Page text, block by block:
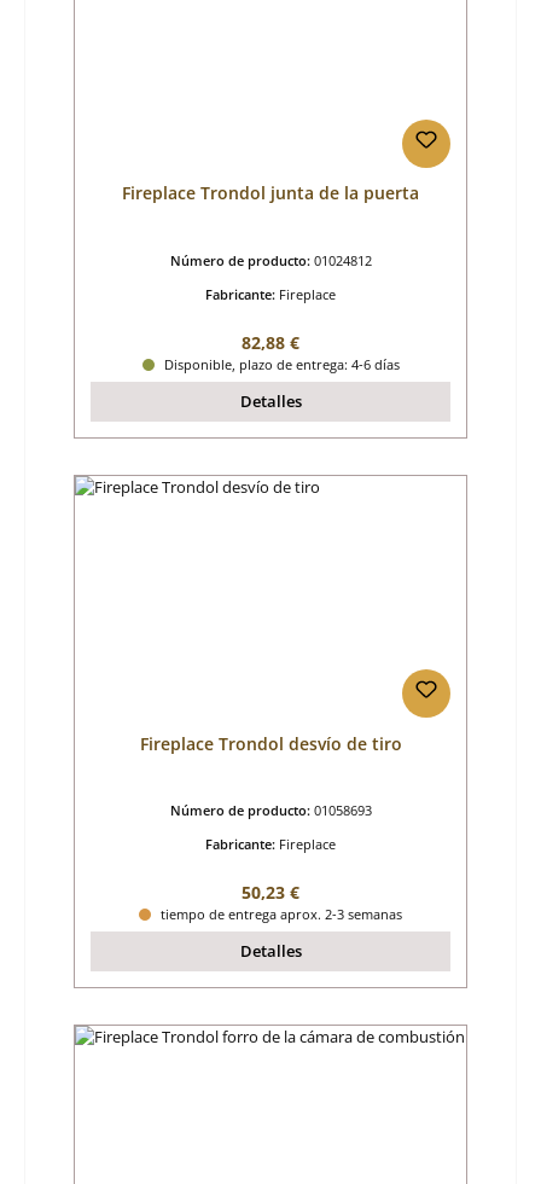
Fireplace Trondol junta de la puerta
Número de producto: 01024812
Fabricante: Fireplace
Precio normal:
82,88 €
Disponible, plazo de entrega: 4-6 días
Detalles
Fireplace Trondol desvío de tiro
Número de producto: 01058693
Fabricante: Fireplace
Precio normal:
50,23 €
tiempo de entrega aprox. 2-3 semanas
Detalles